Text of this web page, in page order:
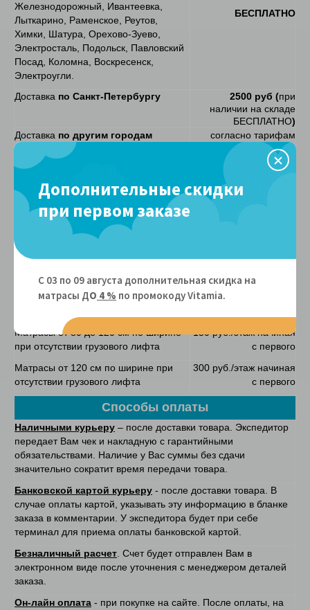
Железнодорожный, Ивантеевка,
Лыткарино, Раменское, Реутов,
Химки, Шатура, Орехово-Зуево,
Электросталь, Подольск, Павловский
Посад, Коломна, Воскресенск,
Электроугли.
БЕСПЛАТНО
Доставка по Санкт-Петербургу 2500 руб (при
наличии на складе
БЕСПЛАТНО)
Доставка по другим городам
России
согласно тарифам
Транспортных
Компаний
Доставка до Транспортной компании
БЕСПЛАТНО
Сроки доставки
по Москве
Матрасы
Подъем
Матрасы при наличии грузового
Матрасы от 80 до 120 см по ширине
при отсутствии грузового лифта
150 руб./этаж начиная
с первого
Матрасы от 120 см по ширине при
отсутствии грузового лифта
300 руб./этаж начиная
с первого
Способы оплаты
Наличными курьеру – после доставки товара. Экспедитор
передает Вам чек и накладную с гарантийными
обязательствами. Наличие у Вас суммы без сдачи
значительно сократит время передачи товара.
Банковской картой курьеру - после доставки товара. В
случае оплаты картой, указывать эту информацию в бланке
заказа в комментарии. У экспедитора будет при себе
терминал для приема оплаты банковской картой.
Безналичный расчет. Счет будет отправлен Вам в
электронном виде после уточнения с менеджером деталей
заказа.
Он-лайн оплата - при покупке на сайте. После оплаты, на
Дополнительные скидки
при первом заказе
С 03 по 09 августа дополнительная скидка на
матрасы ДО 4 % по промокоду Vitamiа.